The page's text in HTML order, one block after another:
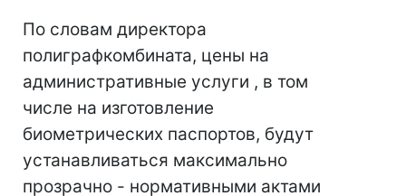
По словам директора
полиграфкомбината, цены на
административные услуги , в том
числе на изготовление
биометрических паспортов, будут
устанавливаться максимально
прозрачно - нормативными актами